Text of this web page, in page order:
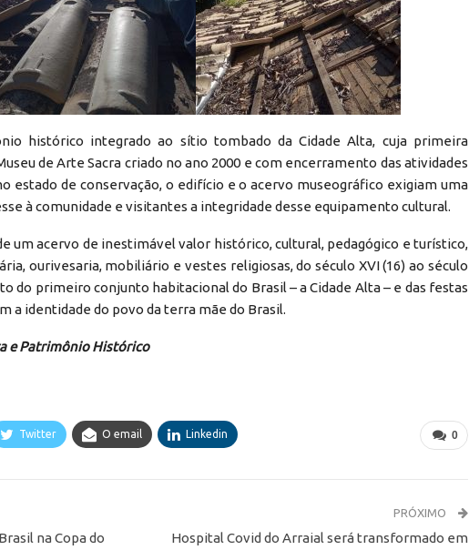
histórico integrado ao sítio tombado da Cidade Alta, cuja primeira
de Arte Sacra criado no ano 2000 e com encerramento das atividades
estado de conservação, o edifício e o acervo museográfico exigiam uma
à comunidade e visitantes a integridade desse equipamento cultural.
um acervo de inestimável valor histórico, cultural, pedagógico e turístico,
ourivesaria, mobiliário e vestes religiosas, do século XVI (16) ao século
do primeiro conjunto habitacional do Brasil – a Cidade Alta – e das festas
a identidade do povo da terra mãe do Brasil.
e Patrimônio Histórico
0
Twitter O email Linkedin
na Copa do
PRÓXIMO
Hospital Covid do Arraial será transformado em